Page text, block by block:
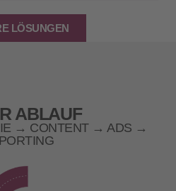
LÖSUNGEN
ABLAUF
→ CONTENT → ADS →